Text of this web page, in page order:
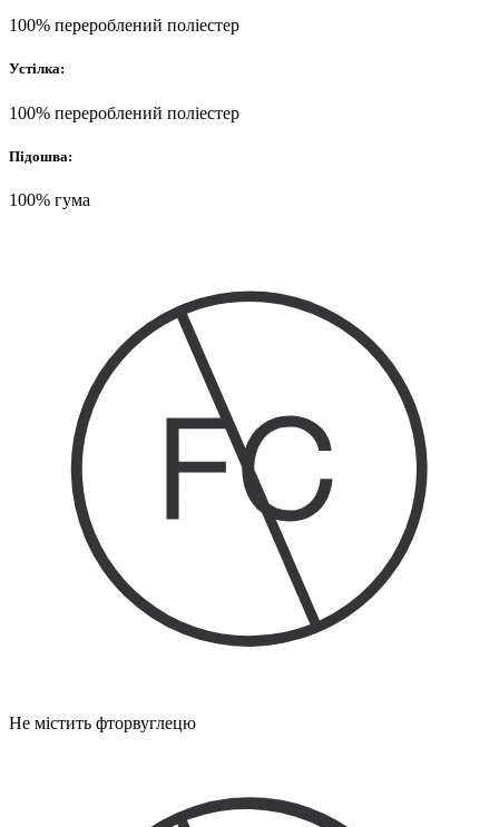
100% перероблений поліестер
Устілка:
100% перероблений поліестер
Підошва:
100% гума
Не містить фторвуглецю